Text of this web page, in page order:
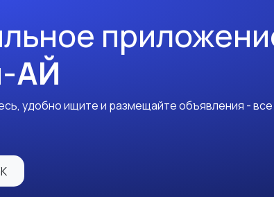
АЙ
удобно ищите и размещайте объявления -